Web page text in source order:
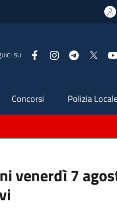
su FacebookInstagramTelegram
Secondaria
Concorsi Polizia
venerdì 7